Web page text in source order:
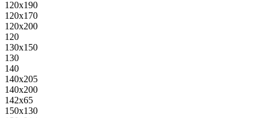
120х190
120х170
120х200
120
130х150
130
140
140х205
140х200
142х65
150х130